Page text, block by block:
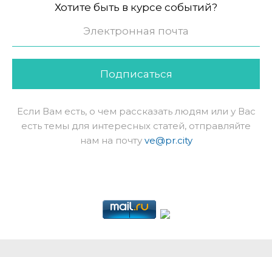
Хотите быть в курсе событий?
Подписаться
Если Вам есть, о чем рассказать людям или у Вас
есть темы для интересных статей, отправляйте
нам на почту ve@pr.city